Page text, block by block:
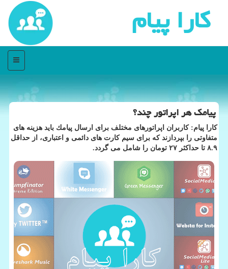
كارا پیام
منو
پیامك هر اپراتور چند؟
كارا پیام: كاربران اپراتورهای مختلف برای ارسال پیامك باید هزینه های
متفاوتی را بپردازند كه برای سیم كارت های دائمی و اعتباری، از حداقل
۸.۹ تا حداكثر ۲۷ تومان را شامل می گردد.